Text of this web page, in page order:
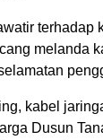
terhadap
melanda
kabel
Dusun